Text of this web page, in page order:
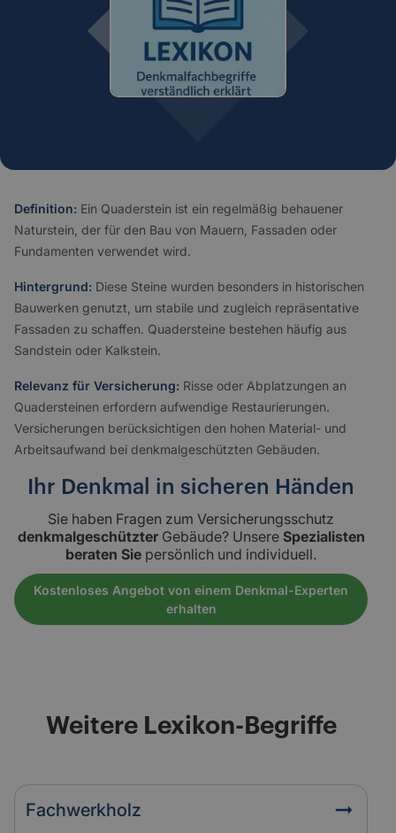
Definition: Ein Quaderstein ist ein regelmäßig behauener
Naturstein, der für den Bau von Mauern, Fassaden oder
Fundamenten verwendet wird.
Hintergrund: Diese Steine wurden besonders in historischen
Bauwerken genutzt, um stabile und zugleich repräsentative
Fassaden zu schaffen. Quadersteine bestehen häufig aus
Sandstein oder Kalkstein.
Relevanz für Versicherung: Risse oder Abplatzungen an
Quadersteinen erfordern aufwendige Restaurierungen.
Versicherungen berücksichtigen den hohen Material- und
Arbeitsaufwand bei denkmalgeschützten Gebäuden.
Ihr Denkmal in sicheren Händen
Sie haben Fragen zum Versicherungsschutz
denkmalgeschützterGebäude? Unsere Spezialisten
beraten Sie persönlich und individuell.
Kostenloses Angebot von einem Denkmal-Experten
erhalten
Weitere Lexikon-Begriffe
Fachwerkholz